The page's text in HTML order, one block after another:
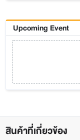
Upcoming Event
สินค้าที่เกี่ยวข้อง